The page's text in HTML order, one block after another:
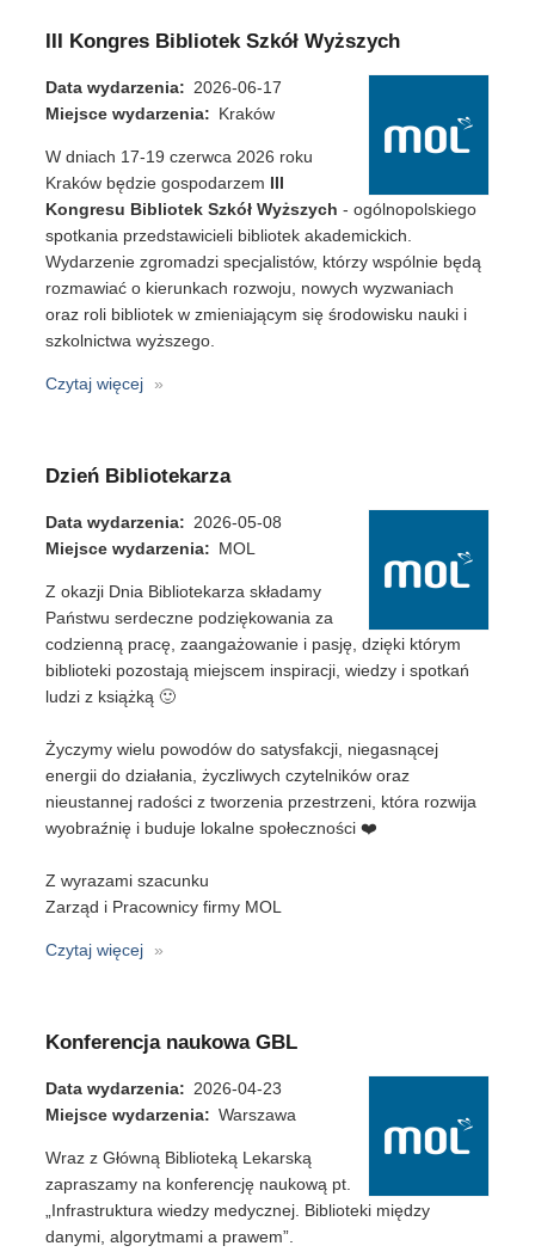
aktualizacja
III Kongres Bibliotek Szkół Wyższych
Data wydarzenia
2026-06-17
Miejsce wydarzenia
Kraków
W dniach 17-19 czerwca 2026 roku
Kraków będzie gospodarzem III
Kongresu Bibliotek Szkół Wyższych - ogólnopolskiego
spotkania przedstawicieli bibliotek akademickich.
Wydarzenie zgromadzi specjalistów, którzy wspólnie będą
rozmawiać o kierunkach rozwoju, nowych wyzwaniach
oraz roli bibliotek w zmieniającym się środowisku nauki i
szkolnictwa wyższego.
Czytaj więcej
o
Szkół
Wyższych
Dzień Bibliotekarza
Data wydarzenia
2026-05-08
Miejsce wydarzenia
MOL
Z okazji Dnia Bibliotekarza składamy
Państwu serdeczne podziękowania za
codzienną pracę, zaangażowanie i pasję, dzięki którym
biblioteki pozostają miejscem inspiracji, wiedzy i spotkań
ludzi z książką 🙂
Życzymy wielu powodów do satysfakcji, niegasnącej
energii do działania, życzliwych czytelników oraz
nieustannej radości z tworzenia przestrzeni, która rozwija
wyobraźnię i buduje lokalne społeczności ❤️
Z wyrazami szacunku
Zarząd i Pracownicy firmy MOL
Czytaj więcej
o
Konferencja naukowa GBL
Data wydarzenia
2026-04-23
Miejsce wydarzenia
Warszawa
Wraz z Główną Biblioteką Lekarską
zapraszamy na konferencję naukową pt.
„Infrastruktura wiedzy medycznej. Biblioteki między
danymi, algorytmami a prawem”.